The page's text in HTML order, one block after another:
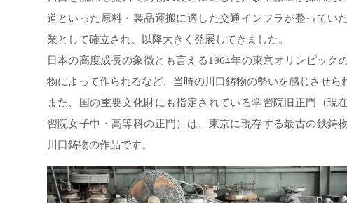
道といった原料・製品運搬に適した交通インフラが整ってい
業として確立され、以降大きく発展してきました。
日本の高度成長の象徴とも言える1964年の東京オリンピック
物によって作られるなど、当時の川口鋳物の勢いを感じさせら
また、国の重要文化財にも指定されている学習院旧正門（現
習院女子中・高等科の正門）は、東京に現存する最古の鉄鋳
川口鋳物の作品です。